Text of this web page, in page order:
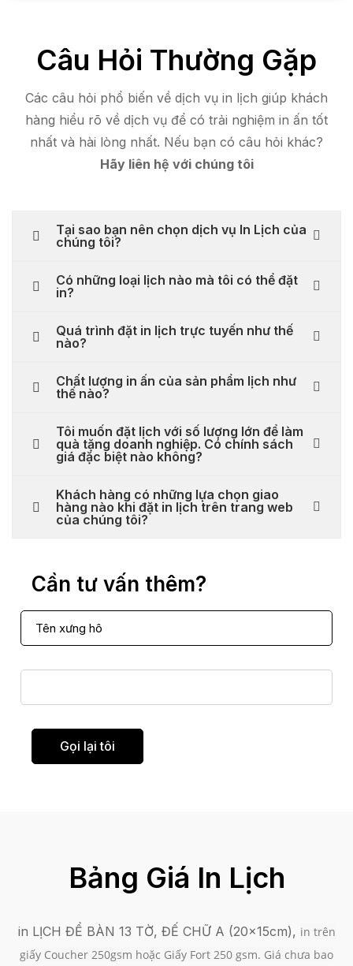
Câu Hỏi Thường Gặp
Các câu hỏi phổ biến về dịch vụ in lịch giúp khách
hàng hiểu rõ về dịch vụ để có trải nghiệm in ấn tốt
nhất và hài lòng nhất. Nếu bạn có câu hỏi khác?
Hãy liên hệ với chúng tôi
Cần tư vấn thêm?
ê
ư
i
Gọi lại tôi
Tại sao bạn nên chọn dịch vụ In Lịch của
chúng tôi?
Có những loại lịch nào mà tôi có thể đặt
in?
Quá trình đặt in lịch trực tuyến như thế
nào?
Chất lượng in ấn của sản phẩm lịch như
thế nào?
Tôi muốn đặt lịch với số lượng lớn để làm
quà tặng doanh nghiệp. Có chính sách
giá đặc biệt nào không?
Khách hàng có những lựa chọn giao
hàng nào khi đặt in lịch trên trang web
của chúng tôi?
Bảng Giá In Lịch
in LỊCH ĐỂ BÀN 13 TỜ, ĐẾ CHỮ A (20x15cm), in trên
giấy Coucher 250gsm hoặc Giấy Fort 250 gsm. Giá chưa bao